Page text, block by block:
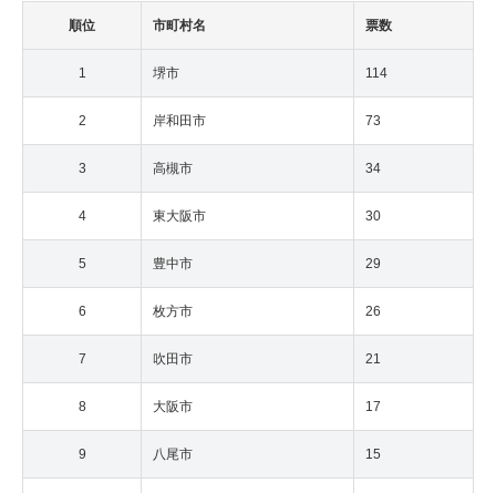
順位 市町村名 票数
1 堺市 114
2 岸和田市 73
3 高槻市 34
4 東大阪市 30
5 豊中市 29
6 枚方市 26
7 吹田市 21
8 大阪市 17
9 八尾市 15